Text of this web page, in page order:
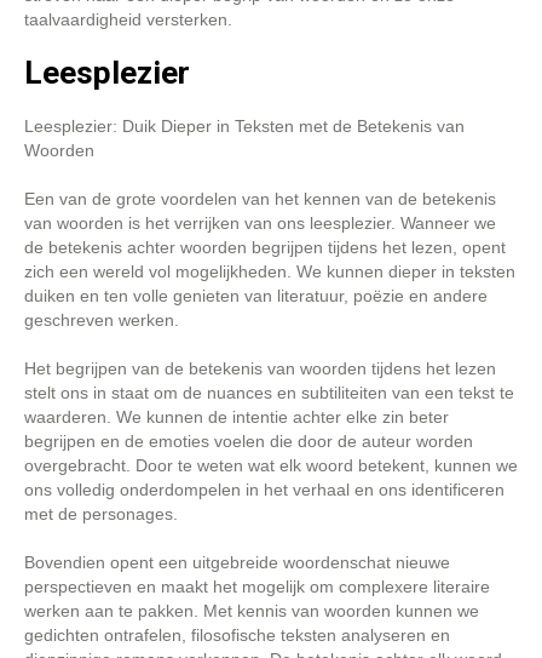
taalvaardigheid versterken.
Leesplezier
Leesplezier: Duik Dieper in Teksten met de Betekenis van
Woorden
Een van de grote voordelen van het kennen van de betekenis
van woorden is het verrijken van ons leesplezier. Wanneer we
de betekenis achter woorden begrijpen tijdens het lezen, opent
zich een wereld vol mogelijkheden. We kunnen dieper in teksten
duiken en ten volle genieten van literatuur, poëzie en andere
geschreven werken.
Het begrijpen van de betekenis van woorden tijdens het lezen
stelt ons in staat om de nuances en subtiliteiten van een tekst te
waarderen. We kunnen de intentie achter elke zin beter
begrijpen en de emoties voelen die door de auteur worden
overgebracht. Door te weten wat elk woord betekent, kunnen we
ons volledig onderdompelen in het verhaal en ons identificeren
met de personages.
Bovendien opent een uitgebreide woordenschat nieuwe
perspectieven en maakt het mogelijk om complexere literaire
werken aan te pakken. Met kennis van woorden kunnen we
gedichten ontrafelen, filosofische teksten analyseren en